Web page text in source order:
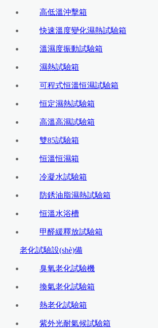
高低溫沖擊箱
快速溫度變化濕熱試驗箱
溫濕度振動試驗箱
濕熱試驗箱
可程式恒溫恒濕試驗箱
恒定濕熱試驗箱
高溫高濕試驗箱
雙85試驗箱
恒溫恒濕箱
冷凝水試驗箱
防銹油脂濕熱試驗箱
恒溫水浴槽
甲醛緩釋放試驗箱
老化試驗設(shè)備
臭氧老化試驗機
換氣老化試驗箱
熱老化試驗箱
紫外光耐氣候試驗箱